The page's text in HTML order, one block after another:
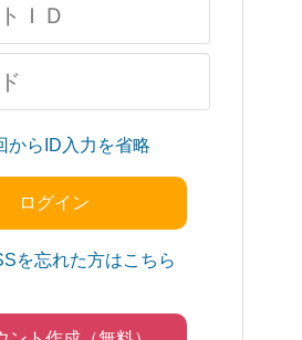
からID入力を省略
を忘れた方はこちら